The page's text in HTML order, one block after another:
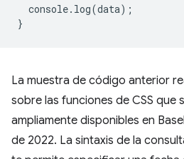
console. log(data);
}
La muestra de código anterior
sobre las funciones de CSS que
ampliamente disponibles en
de 2022. La sintaxis de la